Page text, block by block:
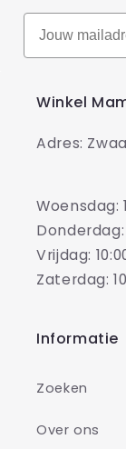
Winkel
Adres:
Woensdag:
Donderdag:
Vrijdag:
Zaterdag:
Informatie
Zoeken
Over ons